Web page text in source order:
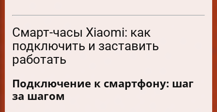
Смарт-часы Xiaomi: как
подключить и заставить
работать
Подключение к смартфону: шаг
за шагом